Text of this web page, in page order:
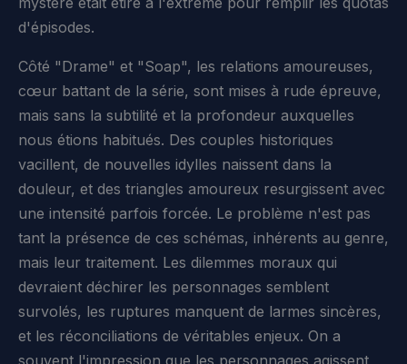
d'épisodes.
Côté "Drame" et "Soap", les relations amoureuses,
cœur battant de la série, sont mises à rude épreuve,
mais sans la subtilité et la profondeur auxquelles
nous étions habitués. Des couples historiques
vacillent, de nouvelles idylles naissent dans la
douleur, et des triangles amoureux resurgissent avec
une intensité parfois forcée. Le problème n'est pas
tant la présence de ces schémas, inhérents au genre,
mais leur traitement. Les dilemmes moraux qui
devraient déchirer les personnages semblent
survolés, les ruptures manquent de larmes sincères,
et les réconciliations de véritables enjeux. On a
souvent l'impression que les personnages agissent